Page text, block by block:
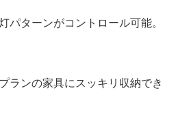
パターンがコントロール可能。
ランの家具にスッキリ収納でき